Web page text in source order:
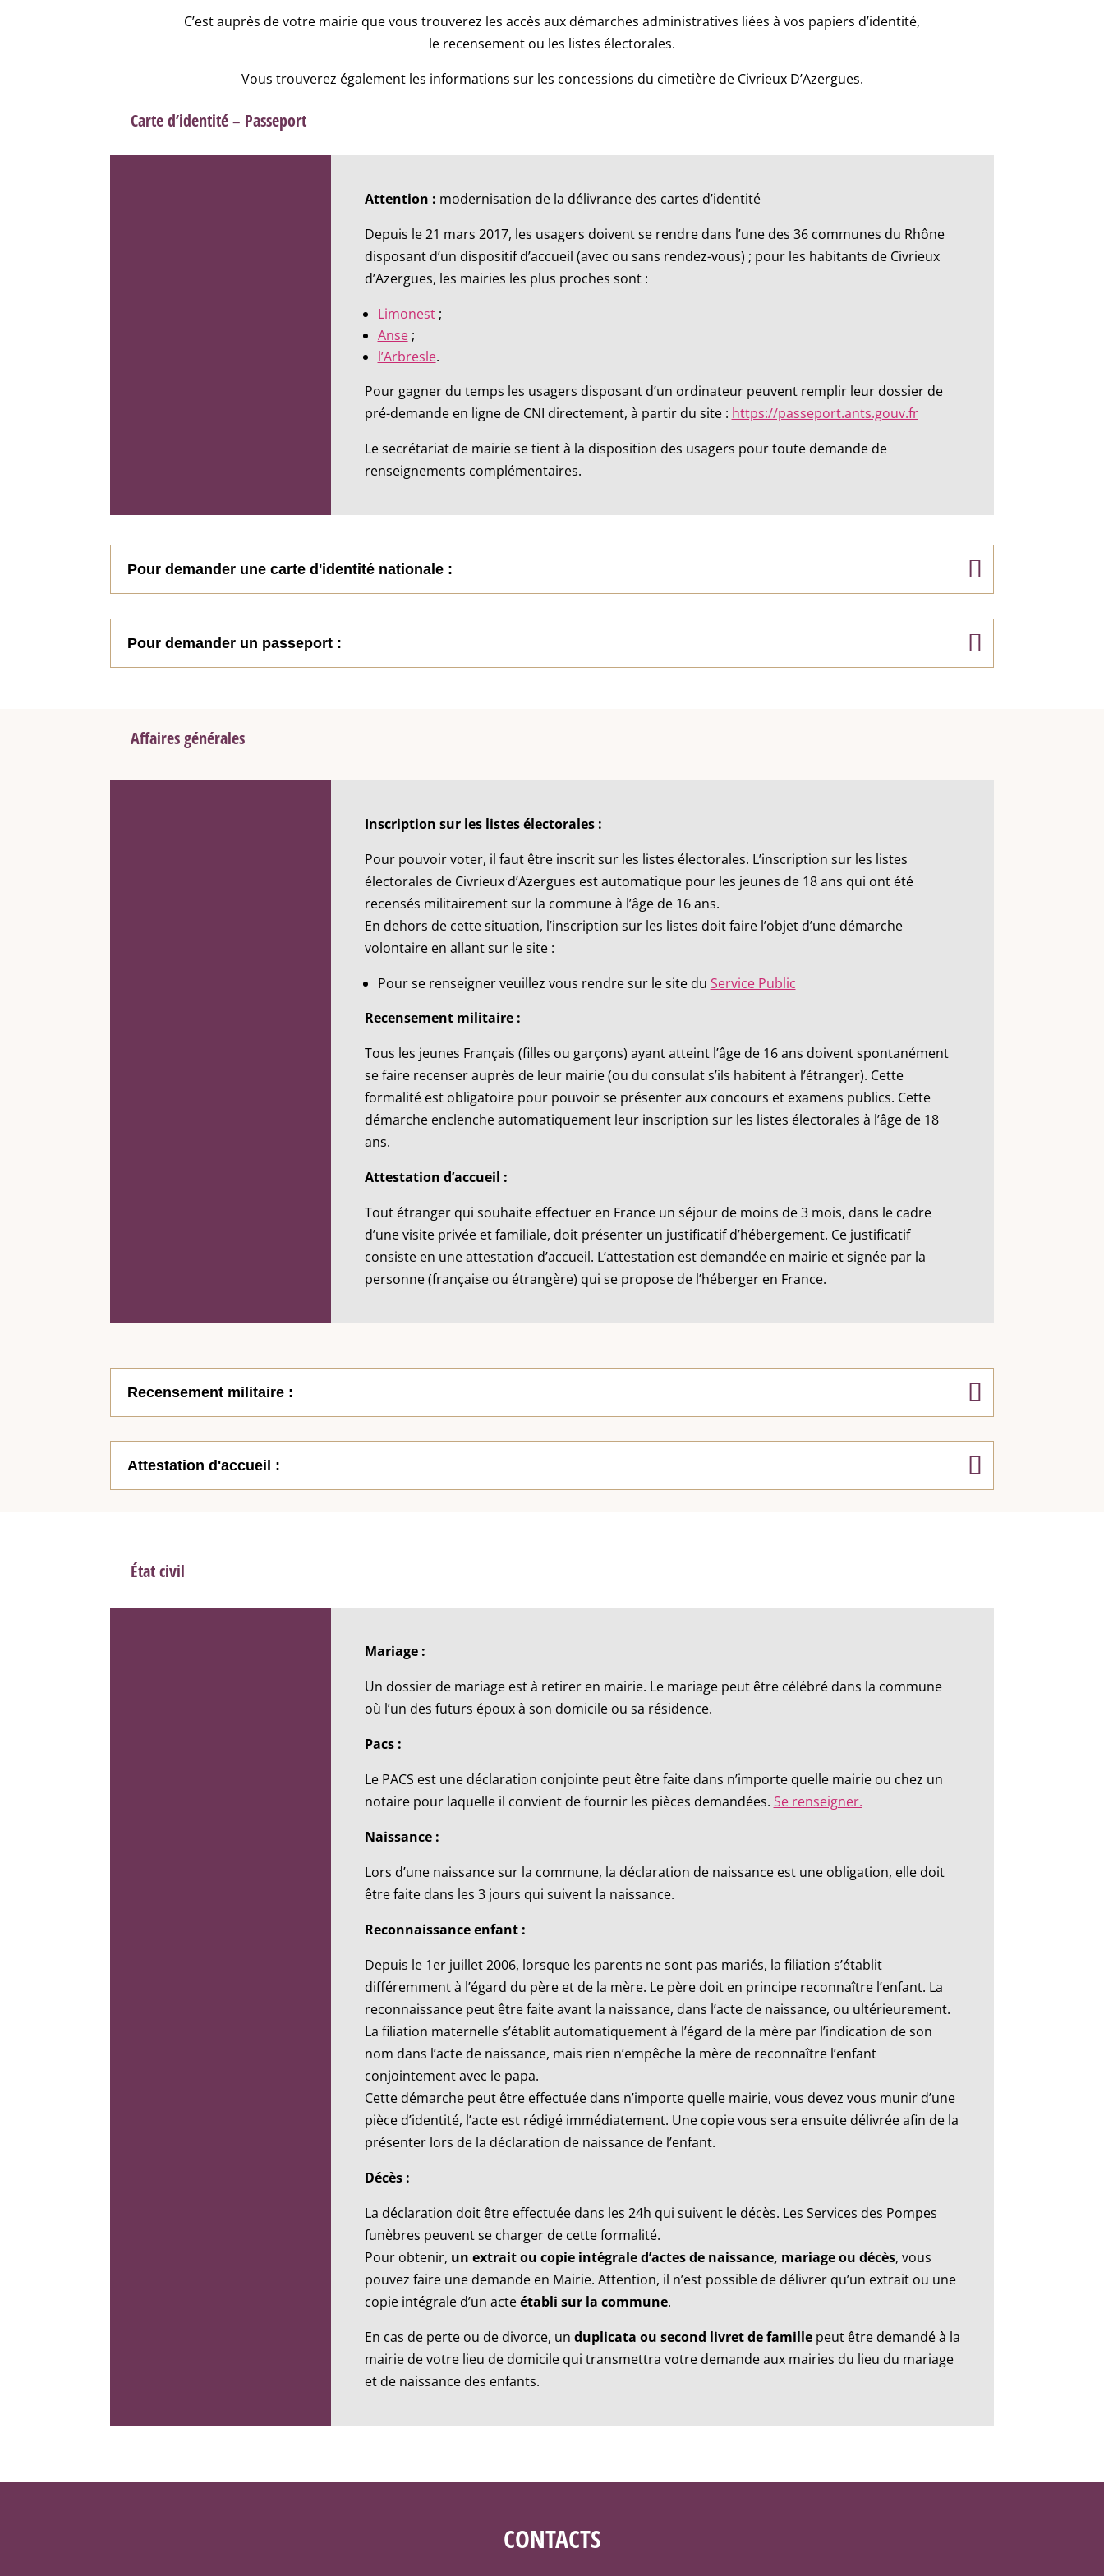
C’est auprès de votre mairie que vous trouverez les accès aux démarches administratives liées à vos papiers d’identité,
le recensement ou les listes électorales.
Vous trouverez également les informations sur les concessions du cimetière de Civrieux D’Azergues.
Carte d’identité – Passeport
Attention : modernisation de la délivrance des cartes d’identité
Depuis le 21 mars 2017, les usagers doivent se rendre dans l’une des 36 communes du Rhône
disposant d’un dispositif d’accueil (avec ou sans rendez-vous) ; pour les habitants de Civrieux
d’Azergues, les mairies les plus proches sont :
Limonest;
Anse;
l’Arbresle.
Pour gagner du temps les usagers disposant d’un ordinateur peuvent remplir leur dossier de
pré-demande en ligne de CNI directement, à partir du site : https://passeport.ants.gouv.fr
Le secrétariat de mairie se tient à la disposition des usagers pour toute demande de
renseignements complémentaires.
Pour demander une carte d'identité nationale :
Pour demander un passeport :
Affaires générales
Inscription sur les listes électorales :
Pour pouvoir voter, il faut être inscrit sur les listes électorales. L’inscription sur les listes
électorales de Civrieux d’Azergues est automatique pour les jeunes de 18 ans qui ont été
recensés militairement sur la commune à l’âge de 16 ans.
En dehors de cette situation, l’inscription sur les listes doit faire l’objet d’une démarche
volontaire en allant sur le site :
Pour se renseigner veuillez vous rendre sur le site du Service Public
Recensement militaire :
Tous les jeunes Français (filles ou garçons) ayant atteint l’âge de 16 ans doivent spontanément
se faire recenser auprès de leur mairie (ou du consulat s’ils habitent à l’étranger). Cette
formalité est obligatoire pour pouvoir se présenter aux concours et examens publics. Cette
démarche enclenche automatiquement leur inscription sur les listes électorales à l’âge de 18
ans.
Attestation d’accueil :
Tout étranger qui souhaite effectuer en France un séjour de moins de 3 mois, dans le cadre
d’une visite privée et familiale, doit présenter un justificatif d’hébergement. Ce justificatif
consiste en une attestation d’accueil. L’attestation est demandée en mairie et signée par la
personne (française ou étrangère) qui se propose de l’héberger en France.
Recensement militaire :
Attestation d'accueil :
État civil
Mariage :
Un dossier de mariage est à retirer en mairie. Le mariage peut être célébré dans la commune
où l’un des futurs époux à son domicile ou sa résidence.
Pacs :
Le PACS est une déclaration conjointe peut être faite dans n’importe quelle mairie ou chez un
notaire pour laquelle il convient de fournir les pièces demandées. Se renseigner.
Naissance :
Lors d’une naissance sur la commune, la déclaration de naissance est une obligation, elle doit
être faite dans les 3 jours qui suivent la naissance.
Reconnaissance enfant :
Depuis le 1er juillet 2006, lorsque les parents ne sont pas mariés, la filiation s’établit
différemment à l’égard du père et de la mère. Le père doit en principe reconnaître l’enfant. La
reconnaissance peut être faite avant la naissance, dans l’acte de naissance, ou ultérieurement.
La filiation maternelle s’établit automatiquement à l’égard de la mère par l’indication de son
nom dans l’acte de naissance, mais rien n’empêche la mère de reconnaître l’enfant
conjointement avec le papa.
Cette démarche peut être effectuée dans n’importe quelle mairie, vous devez vous munir d’une
pièce d’identité, l’acte est rédigé immédiatement. Une copie vous sera ensuite délivrée afin de la
présenter lors de la déclaration de naissance de l’enfant.
Décès :
La déclaration doit être effectuée dans les 24h qui suivent le décès. Les Services des Pompes
funèbres peuvent se charger de cette formalité.
Pour obtenir, un extrait ou copie intégrale d’actes de naissance, mariage ou décès, vous
pouvez faire une demande en Mairie. Attention, il n’est possible de délivrer qu’un extrait ou une
copie intégrale d’un acteétabli sur la commune.
En cas de perte ou de divorce, un duplicata ou second livret de famillepeut être demandé à la
mairie de votre lieu de domicile qui transmettra votre demande aux mairies du lieu du mariage
et de naissance des enfants.
CONTACTS